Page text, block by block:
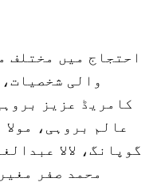
احتجاج میں مختلف
والی
کامریڈ عزیز
عالم بروہی،
گوپانگ، لالا
محمد صفر